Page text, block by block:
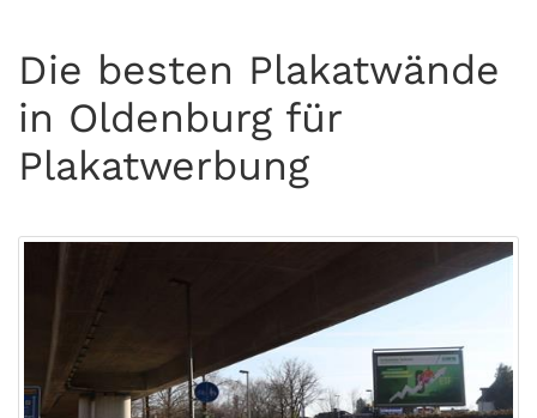
Die besten Plakatwände
in Oldenburg für
Plakatwerbung